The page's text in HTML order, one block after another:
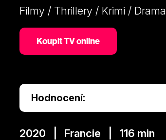
Filmy / Thrillery / Krimi / Drama
Koupit TV online
Hodnocení:
2020 | Francie | 116 min